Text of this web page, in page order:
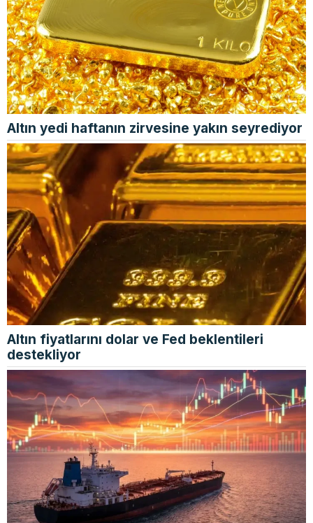
Altın yedi haftanın zirvesine yakın seyrediyor
Altın fiyatlarını dolar ve Fed beklentileri
destekliyor